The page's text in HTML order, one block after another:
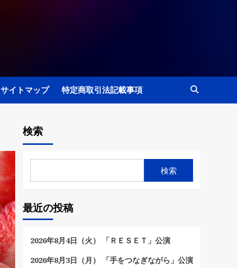
サイトマップ 特定商取引法記載事項
検索
検索
最近の投稿
2026年8月4日（火） 「ＲＥＳＥＴ」公演
2026年8月3日（月） 「手をつなぎながら」公演